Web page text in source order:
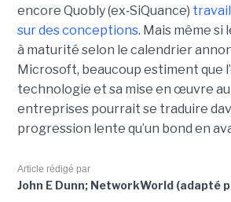
encore Quobly (ex‑SiQuance)
sur des conceptions. Mais même
à maturité selon le calendrier
Microsoft, beaucoup estiment que
technologie et sa mise en œuvre au
entreprises pourrait se traduire
progression lente qu’un bond en
Article rédigé par
John E Dunn; NetworkWorld (adapté